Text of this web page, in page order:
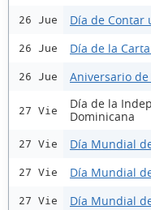
26 Jue Día de Contar
26 Jue Día de la
26 Jue Aniversario
27 Vie
Día de la
Dominicana
27 Vie Día Mundial
27 Vie Día Mundial
27 Vie Día Mundial